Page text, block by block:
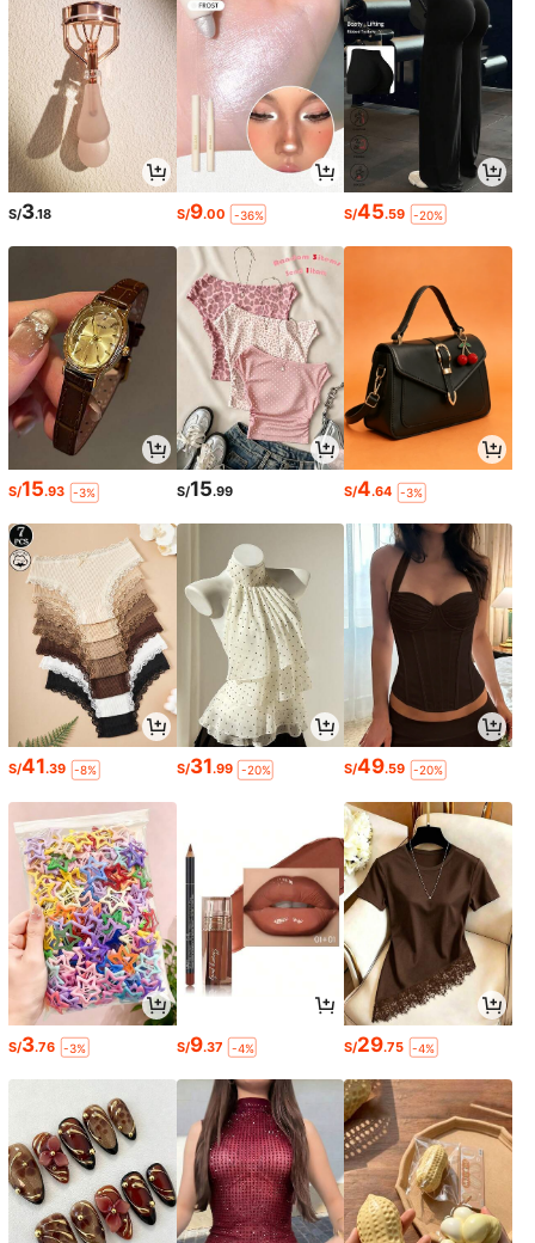
S/3.18 S/9.00 -36% S/45.59 -20%
S/15.93 -3% S/15.99 S/4.64 -3%
S/41.39 -8% S/31.99 -20% S/49.59 -20%
S/3.76 -3% S/9.37 -4% S/29.75 -4%